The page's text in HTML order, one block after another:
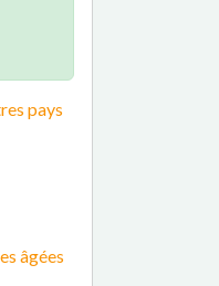
pays
âgées